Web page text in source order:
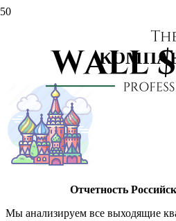
АНАЛИЗ
Отчетность
Мы анализируем все выходящие